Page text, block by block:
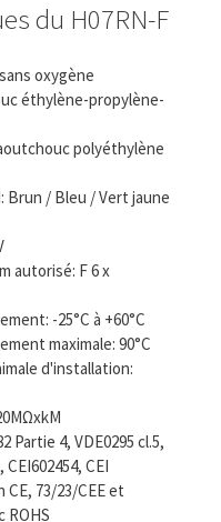
du H07RN-F
oxygène
éthylène-propylène-
polyéthylène
Brun / Bleu / Vert jaune
autorisé: F 6 x
-25°C à +60°C
maximale: 90°C
d'installation:
Partie 4, VDE0295 cl.5,
CEI
CE, 73/23/CEE et
ROHS